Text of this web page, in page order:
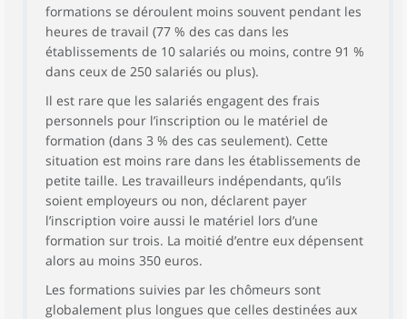
formations se déroulent moins souvent pendant les
heures de travail (77 % des cas dans les
établissements de 10 salariés ou moins, contre 91 %
dans ceux de 250 salariés ou plus).
Il est rare que les salariés engagent des frais
personnels pour l’inscription ou le matériel de
formation (dans 3 % des cas seulement). Cette
situation est moins rare dans les établissements de
petite taille. Les travailleurs indépendants, qu’ils
soient employeurs ou non, déclarent payer
l’inscription voire aussi le matériel lors d’une
formation sur trois. La moitié d’entre eux dépensent
alors au moins 350 euros.
Les formations suivies par les chômeurs sont
globalement plus longues que celles destinées aux